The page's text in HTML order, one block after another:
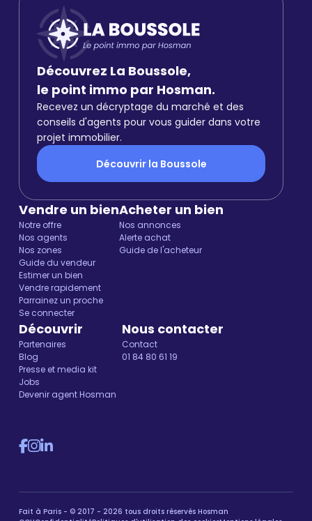
Découvrez La Boussole,
le point immo par Hosman.
Recevez un décryptage du marché et des
conseils d'agents pour vous guider dans votre
projet immobilier.
Découvrir la Boussole
Vendre un bien
Notre offre
Nos agents
Nos zones
Guide du vendeur
Estimer un bien
Vendre rapidement
Parrainez un proche
Se connecter
Acheter un bien
Nos annonces
Alerte achat
Guide de l'acheteur
Découvrir
Partenaires
Blog
Presse et media kit
Jobs
Devenir agent Hosman
Nous contacter
Contact
01 84 80 61 19
Fait à Paris - © 2017 - 2026 tous droits réservés Hosman